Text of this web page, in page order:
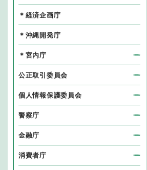
＊経済企画庁
＊沖縄開発庁
＊宮内庁
公正取引委員会
個人情報保護委員会
警察庁
金融庁
消費者庁